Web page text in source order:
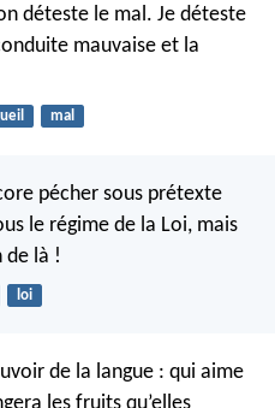
déteste le mal. Je déteste
mauvaise et la
mal
pécher sous prétexte
le régime de la Loi, mais
de là !
loi
de la langue : qui aime